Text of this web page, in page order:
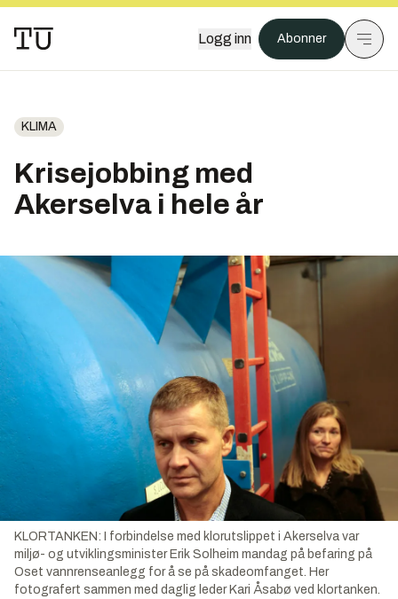
Logg inn Abonner
KLIMA
Krisejobbing med
Akerselva i hele år
KLORTANKEN: I forbindelse med klorutslippet i Akerselva var
miljø- og utviklingsminister Erik Solheim mandag på befaring på
Oset vannrenseanlegg for å se på skadeomfanget. Her
fotografert sammen med daglig leder Kari Åsabø ved klortanken.